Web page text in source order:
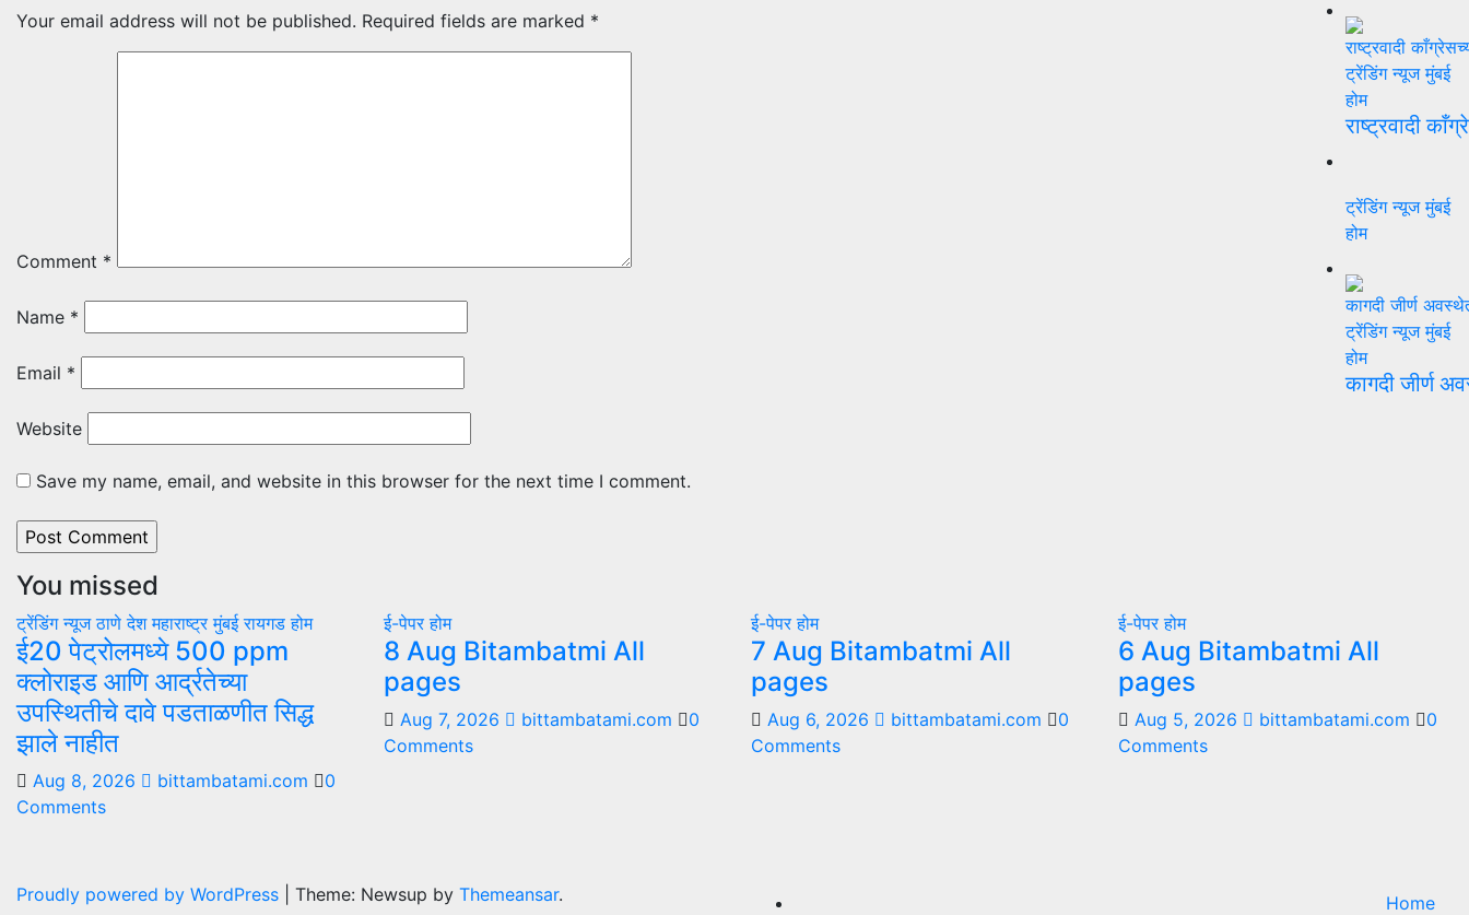
Your email address will not be published. Required fields are marked *
Comment *
Name *
Email *
Website
Save my name, email, and website in this browser for the next time I comment.
ट्रेंडिंग न्यूजमुंबई
होम
राष्ट्रवादी
ट्रेंडिंग न्यूजमुंबई
होम
ट्रेंडिंग न्यूजमुंबई
होम
कागदी जीर्ण
You missed
ट्रेंडिंग न्यूजठाणेदेशमहाराष्ट्रमुंबईरायगडहोम
ई20 पेट्रोलमध्ये 500 ppm
क्लोराइड आणि आर्द्रतेच्या
उपस्थितीचे दावे पडताळणीत सिद्ध
झाले नाहीत
Aug 8, 2026 bittambatami.com
0
Comments
ई-पेपरहोम
8 Aug Bitambatmi All
pages
Aug 7, 2026 bittambatami.com
0
Comments
ई-पेपरहोम
7 Aug Bitambatmi All
pages
Aug 6, 2026 bittambatami.com
0
Comments
ई-पेपरहोम
6 Aug Bitambatmi All
pages
Aug 5, 2026 bittambatami.com
0
Comments
Proudly powered by WordPress Theme: Newsup by Themeansar. Home